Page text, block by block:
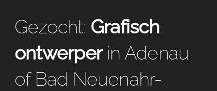
Gezocht: Grafisch
ontwerperin Adenau
of Bad Neuenahr-